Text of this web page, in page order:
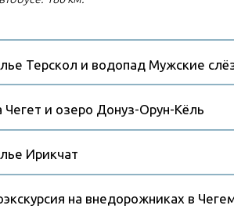
на внедорожниках в
Девичьи косы и обсерватория
и термальные источники Гедуко